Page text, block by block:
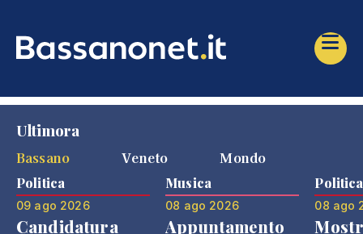
Ultimora
Bassano
Veneto Mondo
Politica
09 ago 2026
Candidatura
Musica
08 ago 2026
Appuntamento
Politica
08 ago